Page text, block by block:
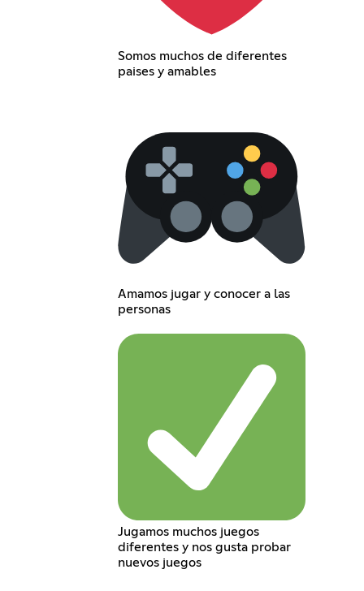
Somos muchos de diferentes
paises y amables
Amamos jugar y conocer a las
personas
Jugamos muchos juegos
diferentes y nos gusta probar
nuevos juegos